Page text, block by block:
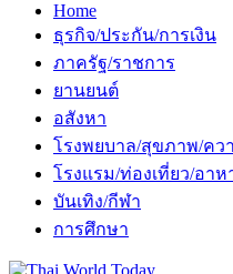
Home
ธุรกิจ/ประกัน/การเงิน
ภาครัฐ/ราชการ
ยานยนต์
อสังหา
โรงพยบาล/สุขภาพ/คว
โรงแรม/ท่องเที่ยว/อาห
บันเทิง/กีฬา
การศึกษา